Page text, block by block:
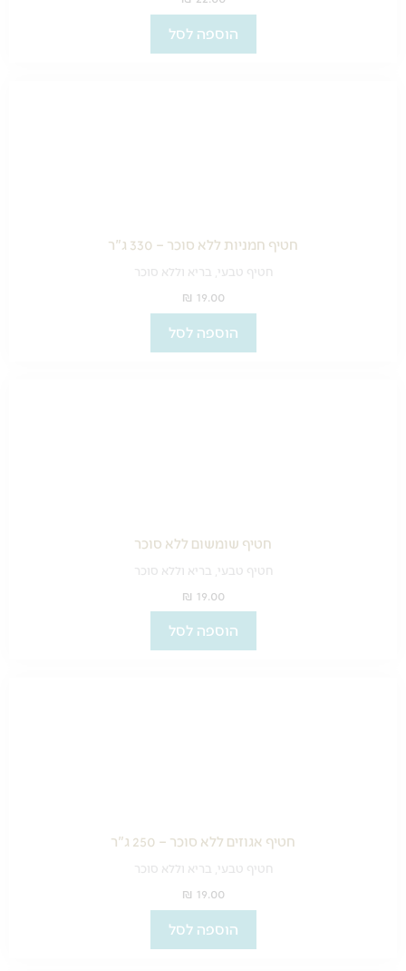
הוספה לסל
חטיף חמניות ללא סוכר – 330 ג"ר
חטיף טבעי, בריא וללא סוכר
₪ 19.00
הוספה לסל
חטיף שומשום ללא סוכר
חטיף טבעי, בריא וללא סוכר
₪ 19.00
הוספה לסל
חטיף אגוזים ללא סוכר – 250 ג"ר
חטיף טבעי, בריא וללא סוכר
₪ 19.00
הוספה לסל